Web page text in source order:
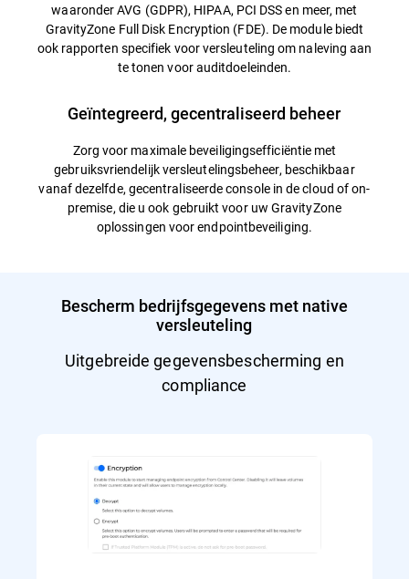
waaronder AVG (GDPR), HIPAA, PCI DSS en meer, met
GravityZone Full Disk Encryption (FDE). De module biedt
ook rapporten specifiek voor versleuteling om naleving aan
te tonen voor auditdoeleinden.
Geïntegreerd, gecentraliseerd beheer
Zorg voor maximale beveiligingsefficiëntie met
gebruiksvriendelijk versleutelingsbeheer, beschikbaar
vanaf dezelfde, gecentraliseerde console in de cloud of on-
premise, die u ook gebruikt voor uw GravityZone
oplossingen voor endpointbeveiliging.
Bescherm bedrijfsgegevens met native
versleuteling
Uitgebreide gegevensbescherming en
compliance